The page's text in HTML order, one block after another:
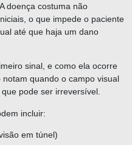
doença costuma não
o que impede o paciente
até que haja um dano
sinal, e como ela ocorre
quando o campo visual
pode ser irreversível.
incluir:
em túnel)